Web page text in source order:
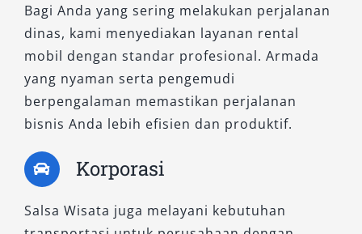
Anda tetap mendapatkan rental mobil Jombang
rating tertinggi tanpa kehabisan unit.
Cara Sewa Mobil Jombang di
Salsa Wisata
Proses pemesanan sangat mudah:
Tentukan jenis kendaraan sesuai
kebutuhan
Bagi Anda yang sering melakukan perjalanan
dinas, kami menyediakan layanan rental
mobil dengan standar profesional. Armada
yang nyaman serta pengemudi
berpengalaman memastikan perjalanan
bisnis Anda lebih efisien dan produktif.
Korporasi
Salsa Wisata juga melayani kebutuhan